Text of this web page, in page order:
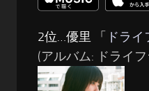
2位…優里 「 ドラ
(アルバム: ドライ